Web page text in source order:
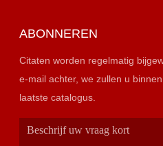
ABONNEREN
Citaten worden regelmatig
e-mail achter, we zullen u
laatste catalogus.